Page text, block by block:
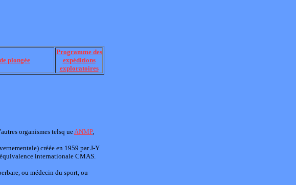
plongée
Programme des
expéditions
exploratoires
organismes telsq ueANMP,
créée en 1959 par J-Y
internationale CMAS.
ou médecin du sport, ou